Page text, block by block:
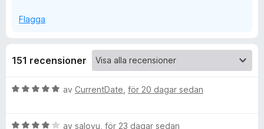
e
s
e
c
Flagga
151 recensioner
B
y
av CurrentDate för 20 dagar sedan
B
av saloyu för 23 dagar sedan